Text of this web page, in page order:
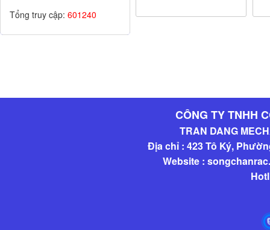
Tổng truy cập: 601240
CÔNG TY TNHH
TRAN DANG
Địa chỉ : 423 Tô Ký,
Website :